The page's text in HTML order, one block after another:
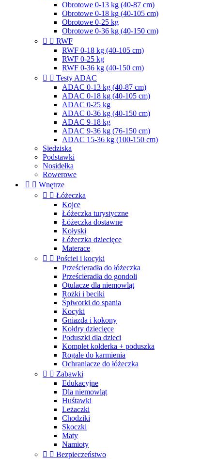
Obrotowe 0-13 kg (40-87 cm)
Obrotowe 0-18 kg (40-105 cm)
Obrotowe 0-25 kg
Obrotowe 0-36 kg (40-150 cm)
  RWF
RWF 0-18 kg (40-105 cm)
RWF 0-25 kg
RWF 0-36 kg (40-150 cm)
  Testy ADAC
ADAC 0-13 kg (40-87 cm)
ADAC 0-18 kg (40-105 cm)
ADAC 0-25 kg
ADAC 0-36 kg (40-150 cm)
ADAC 9-18 kg
ADAC 9-36 kg (76-150 cm)
ADAC 15-36 kg (100-150 cm)
Siedziska
Podstawki
Nosidełka
Rowerowe
  Wnętrze
  Łóżeczka
Kojce
Łóżeczka turystyczne
Łóżeczka dostawne
Kołyski
Łóżeczka dziecięce
Materace
  Pościel i kocyki
Prześcieradła do łóżeczka
Prześcieradła do gondoli
Otulacze dla niemowląt
Rożki i beciki
Śpiworki do spania
Kocyki
Gniazda i kokony
Kołdry dziecięce
Poduszki dla dzieci
Komplet kołderka + poduszka
Rogale do karmienia
Ochraniacze do łóżeczka
  Zabawki
Edukacyjne
Dla niemowląt
Huśtawki
Leżaczki
Chodziki
Skoczki
Maty
Namioty
  Bezpieczeństwo